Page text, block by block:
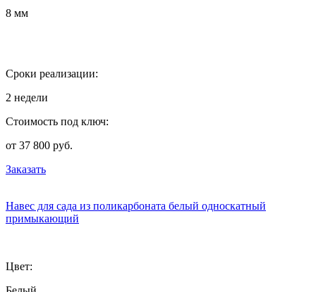
8 мм
Сроки реализации:
2 недели
Стоимость под ключ:
от 37 800 руб.
Заказать
Навес для сада из поликарбоната белый односкатный
примыкающий
Цвет: